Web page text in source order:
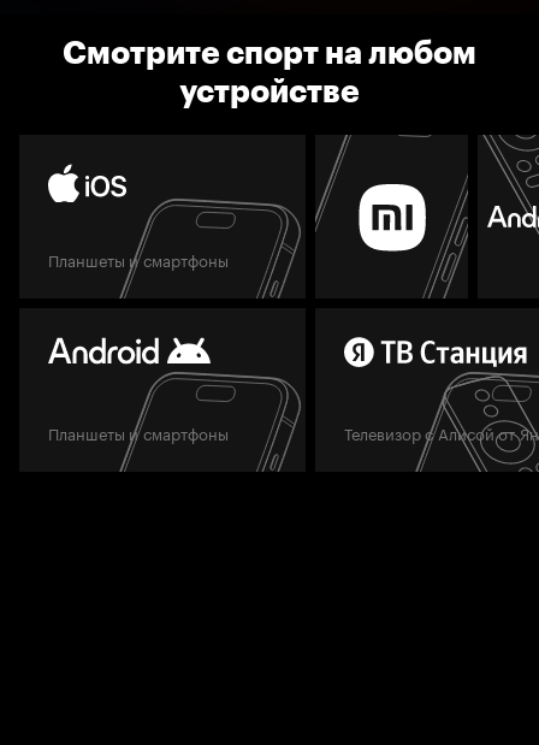
Смотрите спорт на любом
устройстве
Планшеты и смартфоны
Планшеты и смартфоны Телевизор с Алисой от